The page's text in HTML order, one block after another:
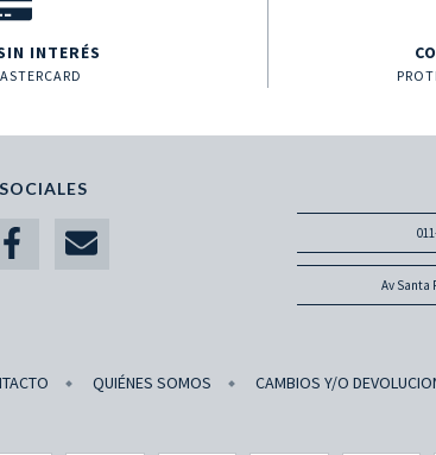
INTERÉS
Av Santa
QUIÉNES SOMOS CAMBIOS Y/O